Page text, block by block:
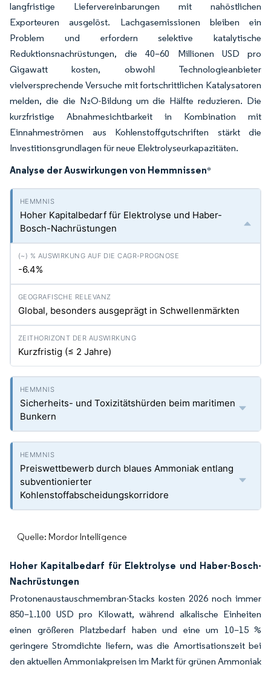
langfristige Liefervereinbarungen mit nahöstlichen
Exporteuren ausgelöst. Lachgasemissionen bleiben ein
Problem und erfordern selektive katalytische
Reduktionsnachrüstungen, die 40–60 Millionen USD pro
Gigawatt kosten, obwohl Technologieanbieter
vielversprechende Versuche mit fortschrittlichen Katalysatoren
melden, die die N₂O-Bildung um die Hälfte reduzieren. Die
kurzfristige Abnahmesichtbarkeit in Kombination mit
Einnahmeströmen aus Kohlenstoffgutschriften stärkt die
Investitionsgrundlagen für neue Elektrolyseurkapazitäten.
Analyse der Auswirkungen von Hemmnissen*
Hoher Kapitalbedarf für Elektrolyse und Haber-
Bosch-Nachrüstungen
-6.4%
Global, besonders ausgeprägt in Schwellenmärkten
Kurzfristig (≤ 2 Jahre)
Sicherheits- und Toxizitätshürden beim maritimen
Bunkern
Preiswettbewerb durch blaues Ammoniak entlang
subventionierter
Kohlenstoffabscheidungskorridore
Quelle: Mordor Intelligence
Hoher Kapitalbedarf für Elektrolyse und Haber-Bosch-
Nachrüstungen
Protonenaustauschmembran-Stacks kosten 2026 noch immer
850–1.100 USD pro Kilowatt, während alkalische Einheiten
einen größeren Platzbedarf haben und eine um 10–15 %
geringere Stromdichte liefern, was die Amortisationszeit bei
den aktuellen Ammoniakpreisen im Markt für grünen Ammoniak